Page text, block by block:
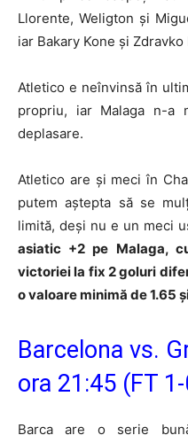
Llorente, Weligton și
iar Bakary Kone și
Atletico e neînvinsă în
propriu, iar Malaga n-a
deplasare.
Atletico are și meci în
putem aștepta să se
limită, deși nu e un meci
asiatic +2 pe Malaga,
victoriei la fix 2 goluri
o valoare minimă de 1.65
Barcelona vs.
ora 21:45 (FT
Barca are o serie